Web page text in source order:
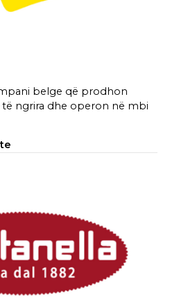
belge që prodhon
ngrira dhe operon në mbi